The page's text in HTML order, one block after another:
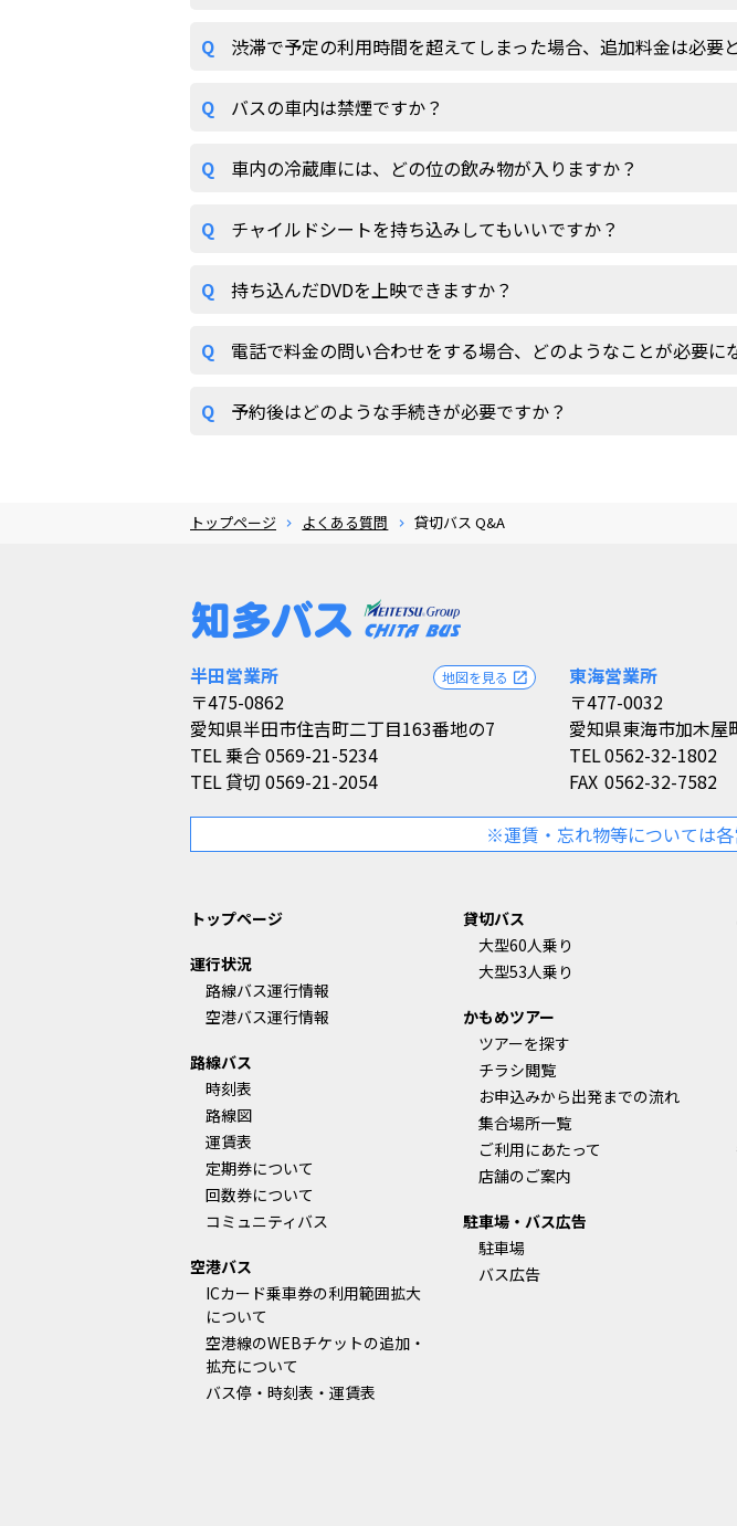
Q 渋滞で予定の利用時間を超えてしまった場合、追加料金は必要
Q バスの車内は禁煙ですか？
Q 車内の冷蔵庫には、どの位の飲み物が入りますか？
Q チャイルドシートを持ち込みしてもいいですか？
Q 持ち込んだDVDを上映できますか？
Q 電話で料金の問い合わせをする場合、どのようなことが必要に
Q 予約後はどのような手続きが必要ですか？
トップページ よくある質問 貸切バス Q&A
半田営業所
〒475-0862
愛知県半田市住吉町二丁目163番地の7
地図を見る open_in_new
TEL乗合 0569-21-5234
TEL貸切 0569-21-2054
東海営業所
〒477-0032
愛知県東海市加木屋
TEL0562-32-1802
FAX 0562-32-7582
※運賃・忘れ物等については各
トップページ
運行状況
路線バス運行情報
空港バス運行情報
路線バス
時刻表
路線図
運賃表
定期券について
回数券について
コミュニティバス
空港バス
ICカード乗車券の利用範囲拡大
について
空港線のWEBチケットの追加・
拡充について
バス停・時刻表・運賃表
貸切バス
大型60人乗り
大型53人乗り
かもめツアー
ツアーを探す
チラシ閲覧
お申込みから出発までの流れ
集合場所一覧
ご利用にあたって
店舗のご案内
駐車場・バス広告
駐車場
バス広告